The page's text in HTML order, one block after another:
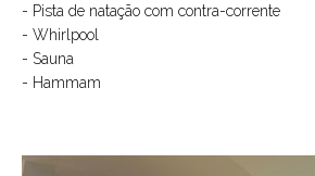
- Pista de natação com contra-corrente
- Whirlpool
- Sauna
- Hammam